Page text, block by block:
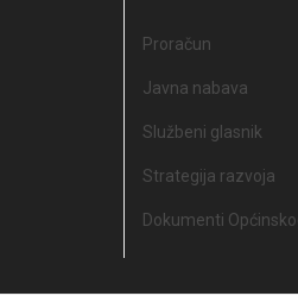
Proračun
Javna nabava
Službeni glasnik
Strategija razvoja
Dokumenti